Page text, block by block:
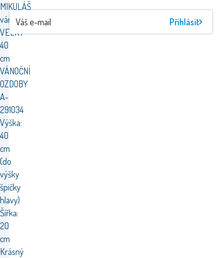
MIKULÁŠ
vánoční
VELKÝ
40
cm
VÁNOČNÍ
OZDOBY
A-
291034
Výška:
40
cm
(do
výšky
špičky
hlavy)
Šířka:
20
cm
Krásný
Přihlásit